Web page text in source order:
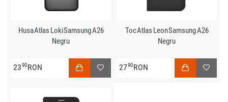
Husa Atlas Loki Samsung A26
Negru
2390RON
Toc Atlas Leon Samsung A26
Negru
2790RON